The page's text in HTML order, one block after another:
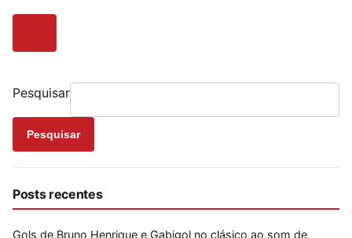
Pesquisar
Pesquisar
Posts recentes
Gols de Bruno Henrique e Gabigol no clásico ao som de